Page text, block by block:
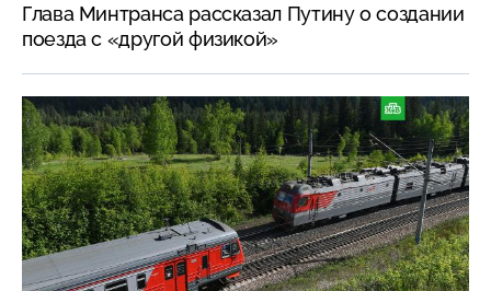
Глава Минтранса рассказал Путину о создании
поезда с «другой физикой»